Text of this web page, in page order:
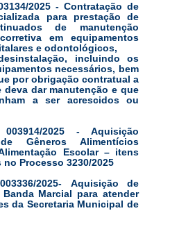
2025 - Contratação de
para prestação de
de manutenção
em equipamentos
e odontológicos,
incluindo os
necessários, bem
por obrigação contratual a
deva dar manutenção e que
a ser acrescidos ou
2025 - Aquisição
Gêneros Alimentícios
Escolar – itens
Processo 3230/2025
2025- Aquisição de
Marcial para atender
da Secretaria Municipal de